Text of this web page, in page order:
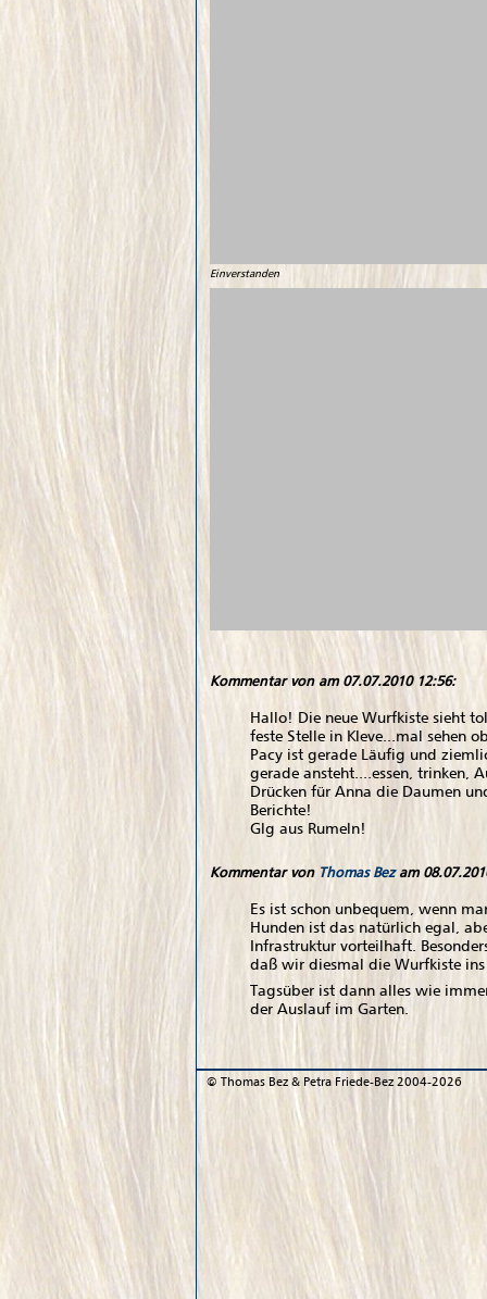
Einverstanden
Kommentar von am 07.07.2010 12:56:
Hallo! Die neue Wurfkiste sieht
feste Stelle in Kleve...mal sehen
Pacy ist gerade Läufig und
gerade ansteht....essen, trinken,
Drücken für Anna die Daumen
Berichte!
Glg aus Rumeln!
Kommentar von Thomas Bezam
Es ist schon unbequem, wenn
Hunden ist das natürlich egal,
Infrastruktur vorteilhaft.
daß wir diesmal die Wurfkiste
Tagsüber ist dann alles wie
der Auslauf im Garten.
© Thomas Bez & Petra Friede-Bez 2004-2026